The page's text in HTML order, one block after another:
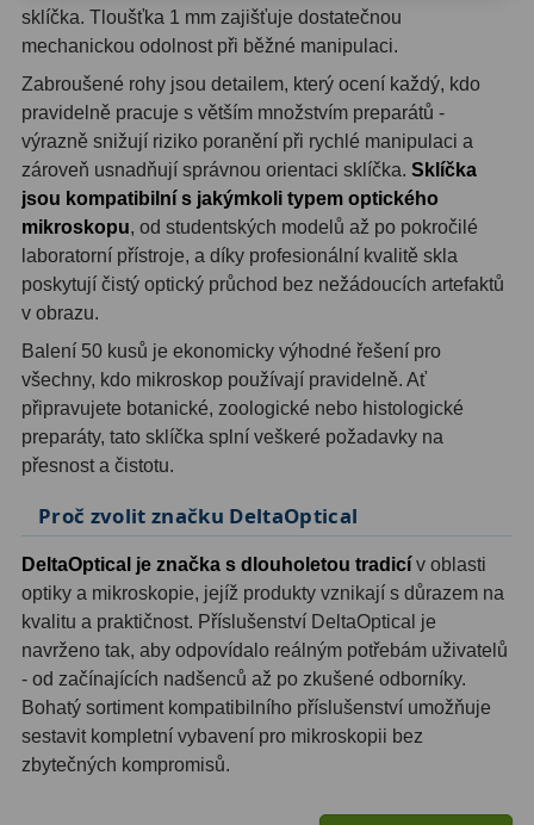
Redukce 1,25" a 2"17
Svítilny
Čištění28
Binohlavy3
Ostatní1
Montáže93
Paralaktické EQ19
Fotografické montáže 5
Objímky10
Motory a pohony 13
Upínací prvky13
Závaží3
Ostatní22
sklíčka. Tloušťka 1 mm zajišťuje dostatečnou
mechanickou odolnost při běžné manipulaci.
Zabroušené rohy jsou detailem, který ocení každý, kdo
pravidelně pracuje s větším množstvím preparátů -
výrazně snižují riziko poranění při rychlé manipulaci a
zároveň usnadňují správnou orientaci sklíčka. Sklíčka
jsou kompatibilní s jakýmkoli typem optického
mikroskopu, od studentských modelů až po pokročilé
laboratorní přístroje, a díky profesionální kvalitě skla
poskytují čistý optický průchod bez nežádoucích artefaktů
v obrazu.
Balení 50 kusů je ekonomicky výhodné řešení pro
všechny, kdo mikroskop používají pravidelně. Ať
připravujete botanické, zoologické nebo histologické
preparáty, tato sklíčka splní veškeré požadavky na
přesnost a čistotu.
Proč zvolit značku DeltaOptical
DeltaOptical je značka s dlouholetou tradicí v oblasti
optiky a mikroskopie, jejíž produkty vznikají s důrazem na
kvalitu a praktičnost. Příslušenství DeltaOptical je
navrženo tak, aby odpovídalo reálným potřebám uživatelů
- od začínajících nadšenců až po zkušené odborníky.
Bohatý sortiment kompatibilního příslušenství umožňuje
sestavit kompletní vybavení pro mikroskopii bez
zbytečných kompromisů.